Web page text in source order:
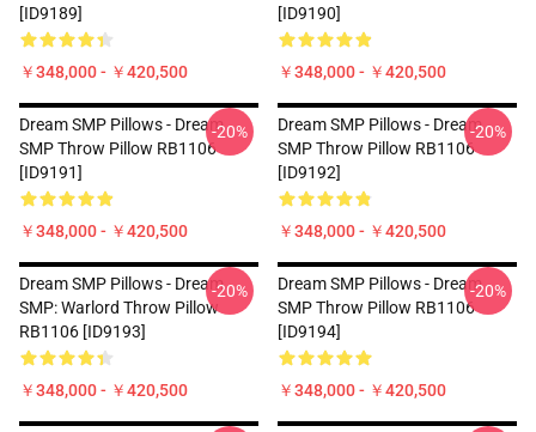
[ID9189]
￥348,000 - ￥420,500
[ID9190]
￥348,000 - ￥420,500
Dream SMP Pillows - Dream
SMP Throw Pillow RB1106
[ID9191]
￥348,000 - ￥420,500
-20%
Dream SMP Pillows - Dream
SMP Throw Pillow RB1106
[ID9192]
￥348,000 - ￥420,500
-20%
Dream SMP Pillows - Dream
SMP: Warlord Throw Pillow
RB1106 [ID9193]
￥348,000 - ￥420,500
-20%
Dream SMP Pillows - Dream
SMP Throw Pillow RB1106
[ID9194]
￥348,000 - ￥420,500
-20%